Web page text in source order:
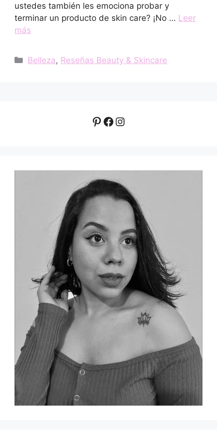
ustedes también les emociona probar y
terminar un producto de skin care? ¡No … Leer
más
Categorías
Belleza , Reseñas Beauty & Skincare
Pinterest
Facebook
Instagram